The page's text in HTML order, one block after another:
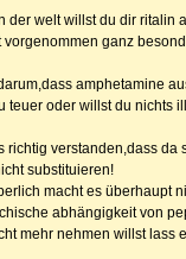
der welt willst du dir ritalin
vorgenommen ganz
amphetamine
teuer oder willst du nichts
richtig verstanden,dass da
substituieren!
macht es überhaupt
abhängigkeit von
mehr nehmen willst lass